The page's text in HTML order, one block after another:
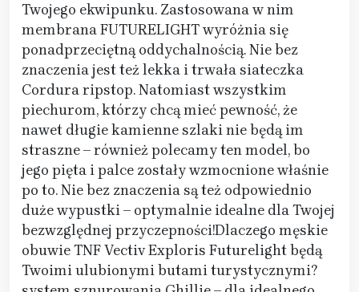
Twojego ekwipunku. Zastosowana w nim
membrana FUTURELIGHT wyróżnia się
ponadprzeciętną oddychalnością. Nie bez
znaczenia jest też lekka i trwała siateczka
Cordura ripstop. Natomiast wszystkim
piechurom, którzy chcą mieć pewność, że
nawet długie kamienne szlaki nie będą im
straszne – również polecamy ten model, bo
jego pięta i palce zostały wzmocnione właśnie
po to. Nie bez znaczenia są też odpowiednio
duże wypustki – optymalnie idealne dla Twojej
bezwzględnej przyczepności!Dlaczego męskie
obuwie TNF Vectiv Exploris Futurelight będą
Twoimi ulubionymi butami turystycznymi?